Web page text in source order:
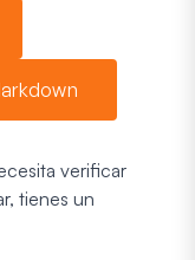
verificar
tienes un